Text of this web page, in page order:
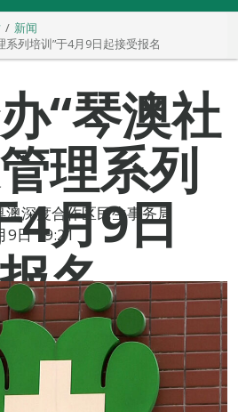
新闻
列培训”于4月9日起接受报名
“琴澳社
理系列
4月9日
名
深度合作区民生事务局
9日 19:21